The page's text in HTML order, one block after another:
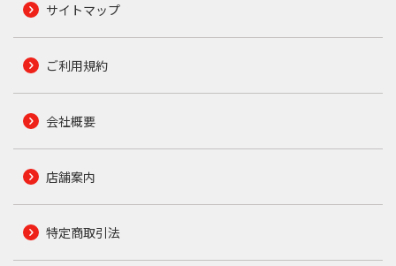
サイトマップ
ご利用規約
会社概要
店舗案内
特定商取引法